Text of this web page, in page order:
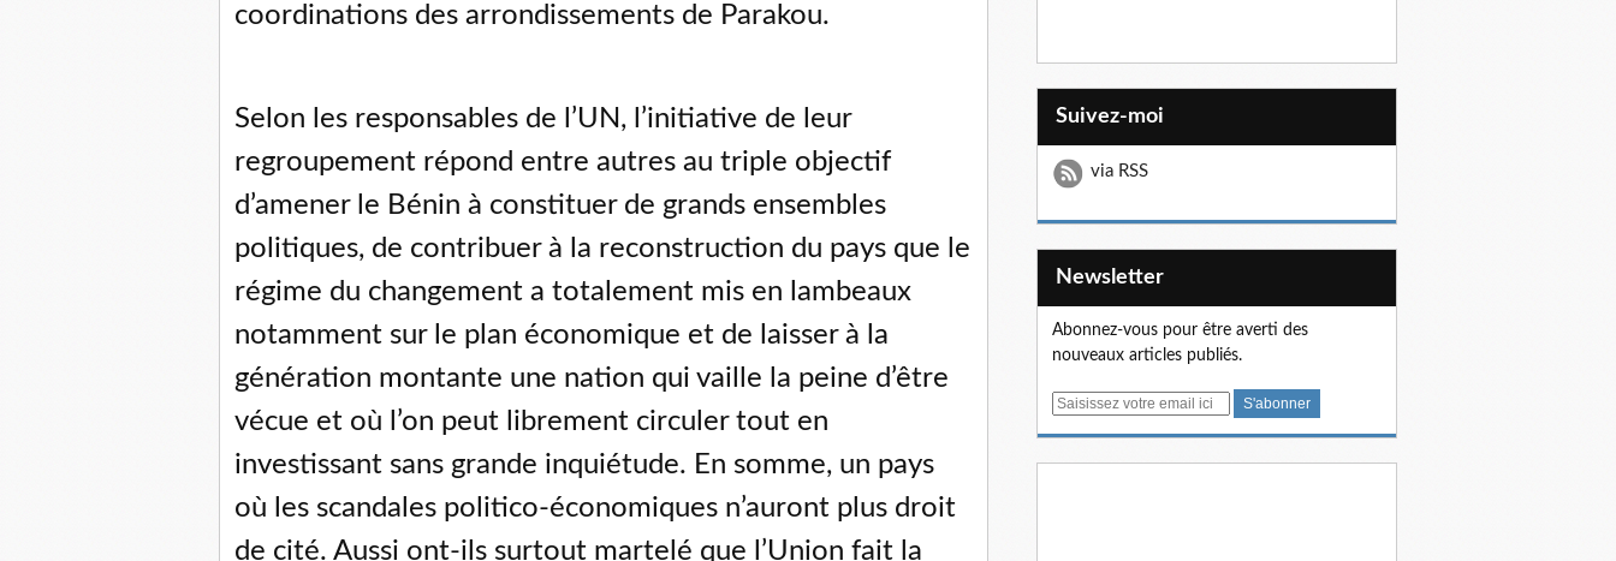
coordinations des arrondissements de Parakou.
Selon les responsables de l’UN, l’initiative de leur
regroupement répond entre autres au triple objectif
d’amener le Bénin à constituer de grands ensembles
politiques, de contribuer à la reconstruction du pays que le
régime du changement a totalement mis en lambeaux
notamment sur le plan économique et de laisser à la
génération montante une nation qui vaille la peine d’être
vécue et où l’on peut librement circuler tout en
investissant sans grande inquiétude. En somme, un pays
où les scandales politico-économiques n’auront plus droit
de cité. Aussi ont-ils surtout martelé que l’Union fait la
Suivez-moi
via RSS
Newsletter
Abonnez-vous pour être averti des
nouveaux articles publiés.
E